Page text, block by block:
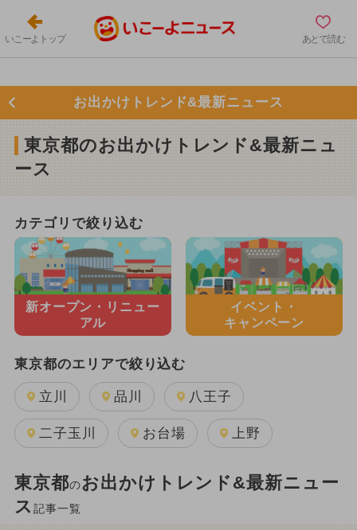
いこーよトップ あとで読む
お出かけトレンド&最新ニュース
東京都のお出かけトレンド&最新ニュ
ース
カテゴリで絞り込む
新オープン・ リニュー
アル
イベント・
キャンペーン
東京都のエリアで絞り込む
立川 品川 八王子
二子玉川 お台場 上野
東京都のお出かけトレンド&最新ニュー
ス 記事一覧